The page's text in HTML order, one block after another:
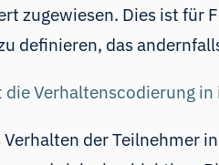
zugewiesen. Dies ist für
definieren, das
Verhaltenscodierung
der Teilnehmer